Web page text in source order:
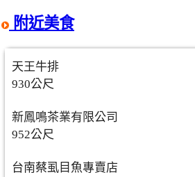
附近美食
天王牛排
930公尺
新鳳鳴茶業有限公司
952公尺
台南蔡虱目魚專賣店